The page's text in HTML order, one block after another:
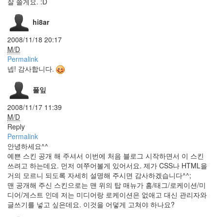
hi8ar
2008/11/18 20:17
M/D
Permalink
넵! 감사합니다.
풀잎
2008/11/17 11:39
M/D
Reply
Permalink
안녕하세요^^
예쁜 스킨 공개 해 주셔서 이번에 처음 블로그 시작하면서 이 스킨
쓰려고 하는데요. 먼저 여쭈어볼게 있어서요. 제가 CSS나 HTML을
거의 모르니 되도록 자세히 설명해 주시면 감사하겠습니다^^;
맨 공개해 주신 스킨으로는 맨 위의 탑 매뉴가 홈/태그/로케이션/미
디어/게스트 인데 저는 미디어랑 로케이션은 없애고 대신 관리자와
글쓰기를 넣고 싶은데요. 이것을 어덯게 고쳐야 하나요?
터
Tutorial
Ballerino
progress
bar
WindyCity
위
지
윅
에
디
Rk
Launcher
브리
즈번
4000+
설